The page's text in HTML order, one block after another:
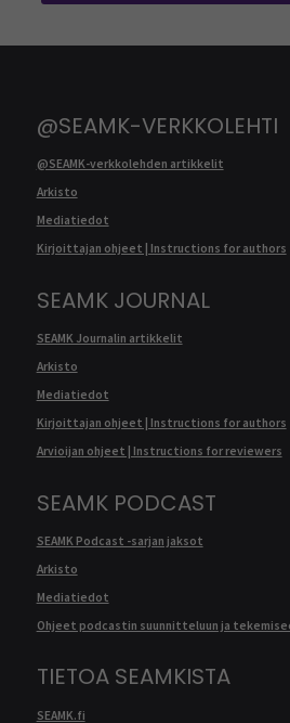
@SEAMK-VERKKOLEHTI
@SEAMK-verkkolehden artikkelit
Arkisto
Mediatiedot
Kirjoittajan ohjeet | Instructions for authors
SEAMK JOURNAL
SEAMK Journalin artikkelit
Arkisto
Mediatiedot
Kirjoittajan ohjeet | Instructions for authors
Arvioijan ohjeet | Instructions for reviewers
SEAMK PODCAST
SEAMK Podcast -sarjan jaksot
Arkisto
Mediatiedot
Ohjeet podcastin suunnitteluun ja
TIETOA SEAMKISTA
SEAMK.fi